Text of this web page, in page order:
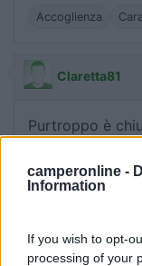
camperonline -
Information
If you wish to opt-
processing of your
Accoglienza
Claretta81
Purtroppo è
Accessibilità
harley1340